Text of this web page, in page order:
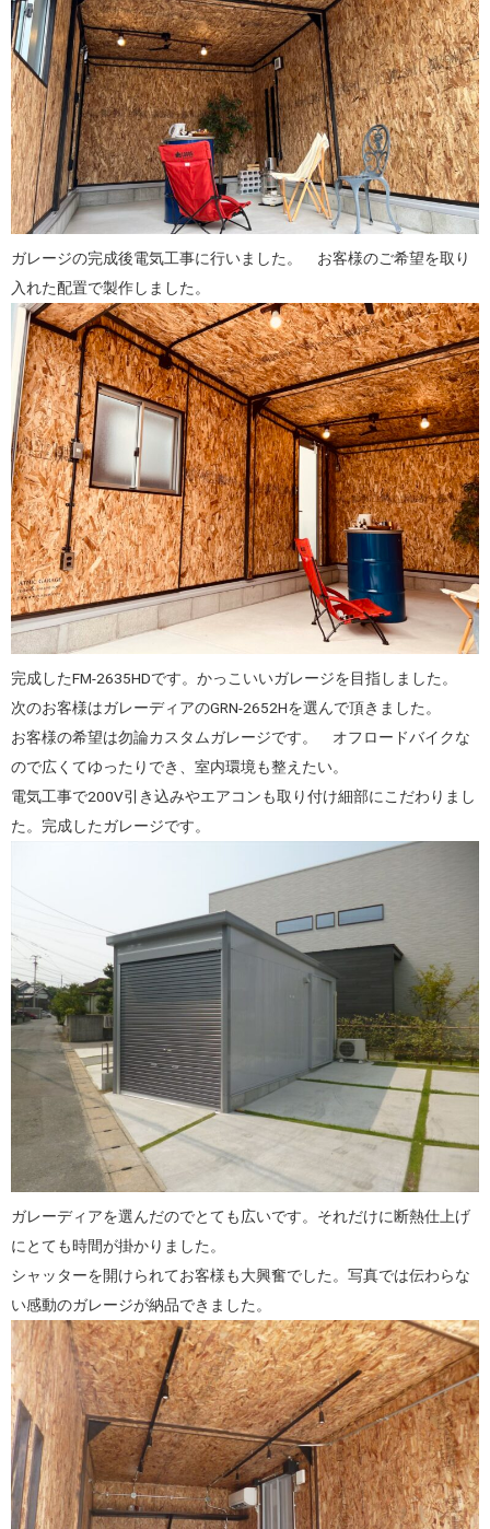
ガレージの完成後電気工事に行いました。 お客様のご希望を取り
入れた配置で製作しました。
完成したFM-2635HDです。かっこいいガレージを目指しました。
次のお客様はガレーディアのGRN-2652Hを選んで頂きました。
お客様の希望は勿論カスタムガレージです。 オフロードバイクな
ので広くてゆったりでき、室内環境も整えたい。
電気工事で200V引き込みやエアコンも取り付け細部にこだわりまし
た。完成したガレージです。
ガレーディアを選んだのでとても広いです。それだけに断熱仕上げ
にとても時間が掛かりました。
シャッターを開けられてお客様も大興奮でした。写真では伝わらな
い感動のガレージが納品できました。